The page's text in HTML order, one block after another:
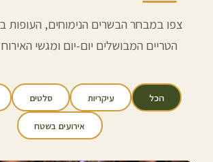
צפו במבחר הבשרים הנימוחים, העופות
הטריים המבושלים יום-יום ומגשי
הכל עיקריות סלטים
אירועים בשטח